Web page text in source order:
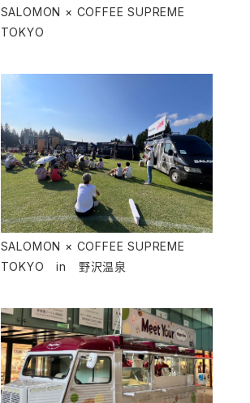
SALOMON × COFFEE SUPREME
TOKYO
SALOMON × COFFEE SUPREME
TOKYO in 野沢温泉